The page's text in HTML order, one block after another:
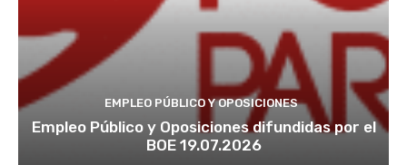
EMPLEO PÚBLICO Y OPOSICIONES
Empleo Público y Oposiciones difundidas por el
BOE 19.07.2026